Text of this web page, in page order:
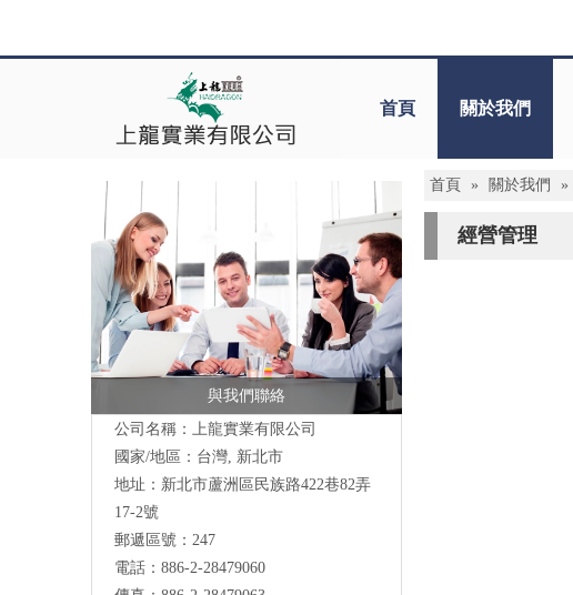
首頁 關於我們
與我們聯絡
公司名稱：上龍實業有限公司
國家/地區：台灣, 新北市
地址： 新北市蘆洲區民族路422巷82弄
17-2號
郵遞區號：247
電話：886-2-28479060
首頁 » 關於我們 »
經營管理